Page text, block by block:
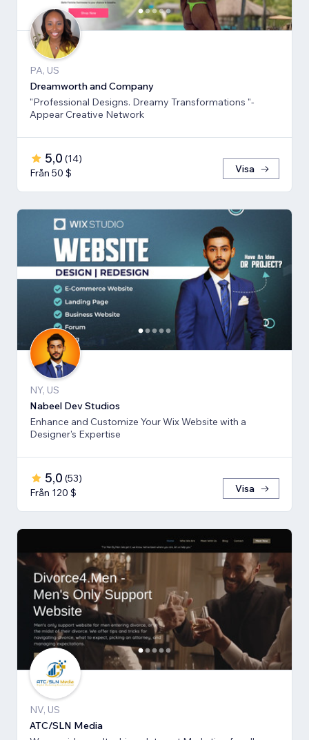
PA, US
Dreamworth and Company
"Professional Designs. Dreamy Transformations "-
Appear Creative Network
5,0 (14)
Från 50 $
Visa
NY, US
Nabeel Dev Studios
Enhance and Customize Your Wix Website with a
Designer's Expertise
5,0 (53)
Från 120 $
Visa
NV, US
ATC/SLN Media